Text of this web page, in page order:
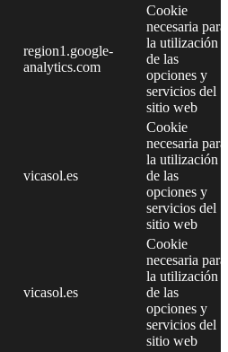
region1.google-
analytics.com
Cookie
necesaria para
la utilización
de las
opciones y
servicios del
sitio web
vicasol.es
Cookie
necesaria para
la utilización
de las
opciones y
servicios del
sitio web
vicasol.es
Cookie
necesaria para
la utilización
de las
opciones y
servicios del
sitio web